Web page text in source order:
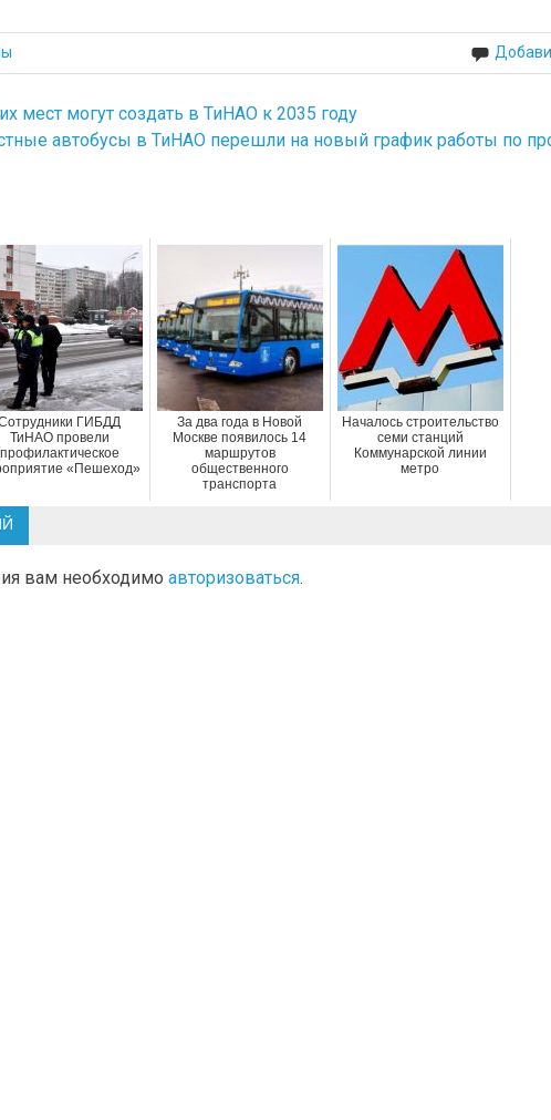
мест могут создать в ТиНАО к 2035 году
автобусы в ТиНАО перешли на новый график работы по
ГИБДД
ТиНАО провели
профилактическое
«Пешеход»
За два года в Новой
Москве появилось 14
маршрутов
общественного
транспорта
Началось строительство
семи станций
Коммунарской линии
метро
вам необходимо авторизоваться.